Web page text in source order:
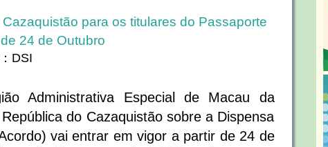
para os titulares do Passaporte
24 de Outubro
DSI
Administrativa Especial de Macau da
do Cazaquistão sobre a Dispensa
vai entrar em vigor a partir de 24 de